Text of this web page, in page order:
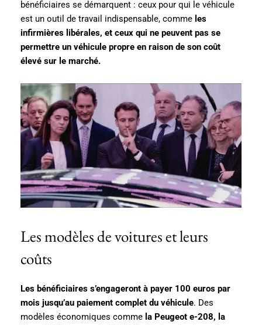
bénéficiaires se démarquent : ceux pour qui le véhicule
est un outil de travail indispensable, comme les
infirmières libérales, et ceux qui ne peuvent pas se
permettre un véhicule propre en raison de son coût
élevé sur le marché.
Les modèles de voitures et leurs
coûts
Les bénéficiaires s’engageront à payer 100 euros par
mois jusqu’au paiement complet du véhicule. Des
modèles économiques comme la Peugeot e-208, la